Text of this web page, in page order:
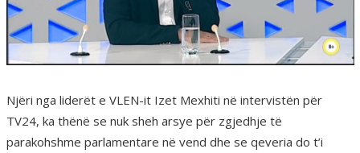
Njëri nga liderët e VLEN-it Izet Mexhiti në intervistën për
TV24, ka thënë se nuk sheh arsye për zgjedhje të
parakohshme parlamentare në vend dhe se qeveria do t’i